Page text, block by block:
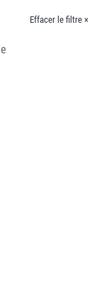
Effacer le filtre ×